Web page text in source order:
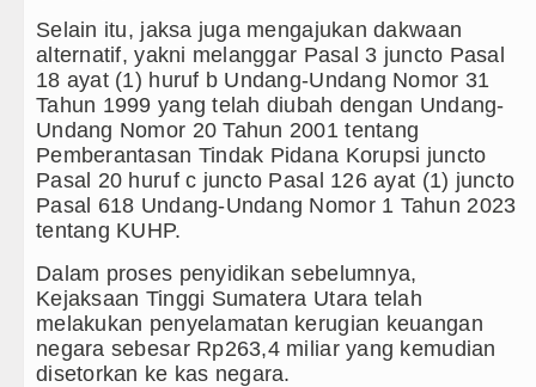
Masyarakat Desak APH Bongkar Penadah
Selain itu, jaksa juga mengajukan dakwaan
alternatif, yakni melanggar Pasal 3 juncto Pasal
18 ayat (1) huruf b Undang-Undang Nomor 31
Tahun 1999 yang telah diubah dengan Undang-
Undang Nomor 20 Tahun 2001 tentang
Pemberantasan Tindak Pidana Korupsi juncto
Pasal 20 huruf c juncto Pasal 126 ayat (1) juncto
Pasal 618 Undang-Undang Nomor 1 Tahun 2023
tentang KUHP.
Dalam proses penyidikan sebelumnya,
Kejaksaan Tinggi Sumatera Utara telah
melakukan penyelamatan kerugian keuangan
negara sebesar Rp263,4 miliar yang kemudian
disetorkan ke kas negara.